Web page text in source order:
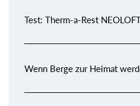
Test: Therm-a-Rest
Wenn Berge zur Heimat